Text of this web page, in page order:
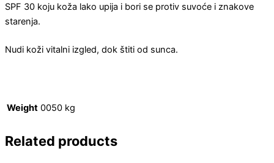
SPF 30 koju koža lako upija i bori se protiv suvoće i znakove
starenja.
Nudi koži vitalni izgled, dok štiti od sunca.
Weight 0050 kg
Related products